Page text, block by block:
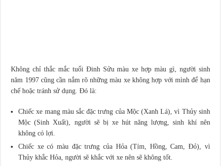
Không chỉ thắc mắc tuổi Đinh Sửu màu xe hợp màu gì, người sinh
năm 1997 cũng cần nắm rõ những màu xe không hợp với mình để hạn
chế hoặc tránh sử dụng. Đó là:
Chiếc xe mang màu sắc đặc trưng của Mộc (Xanh Lá), vì Thủy sinh
Mộc (Sinh Xuất), người sẽ bị xe hút năng lượng, sinh khí nên
không có lợi.
Chiếc xe có màu đặc trưng của Hỏa (Tím, Hồng, Cam, Đỏ), vì
Thủy khắc Hỏa, người sẽ khắc với xe nên sẽ không tốt.